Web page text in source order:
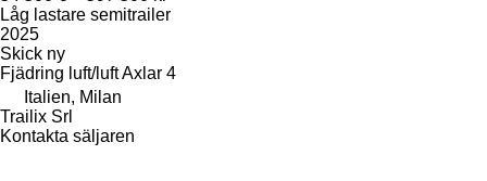
Låg lastare semitrailer
2025
Skick ny
Fjädring luft/luftAxlar 4
Italien, Milan
Trailix Srl
Kontakta säljaren